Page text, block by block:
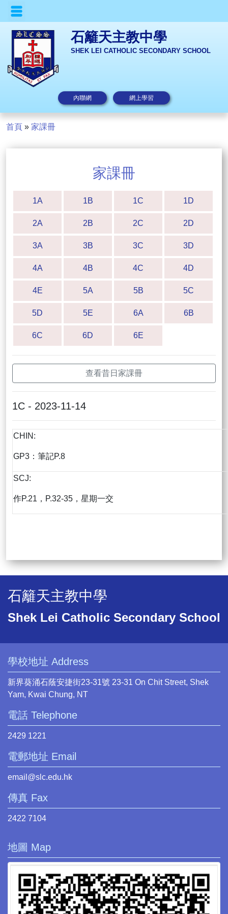
石籬天主教中學
SHEK LEI CATHOLIC SECONDARY SCHOOL
內聯網 網上學習
首頁 » 家課冊
家課冊
1A 1B 1C 1D
2A 2B 2C 2D
3A 3B 3C 3D
4A 4B 4C 4D
4E 5A 5B 5C
5D 5E 6A 6B
6C 6D 6E
查看昔日家課冊
1C - 2023-11-14
CHIN:
GP3：筆記P.8
SCJ:
作P.21，P.32-35，星期一交
石籬天主教中學
Shek Lei Catholic Secondary School
學校地址 Address
新界葵涌石蔭安捷街23-31號 23-31 On Chit Street, Shek
Yam, Kwai Chung, NT
電話 Telephone
2429 1221
電郵地址 Email
email@slc.edu.hk
傳真 Fax
2422 7104
地圖 Map